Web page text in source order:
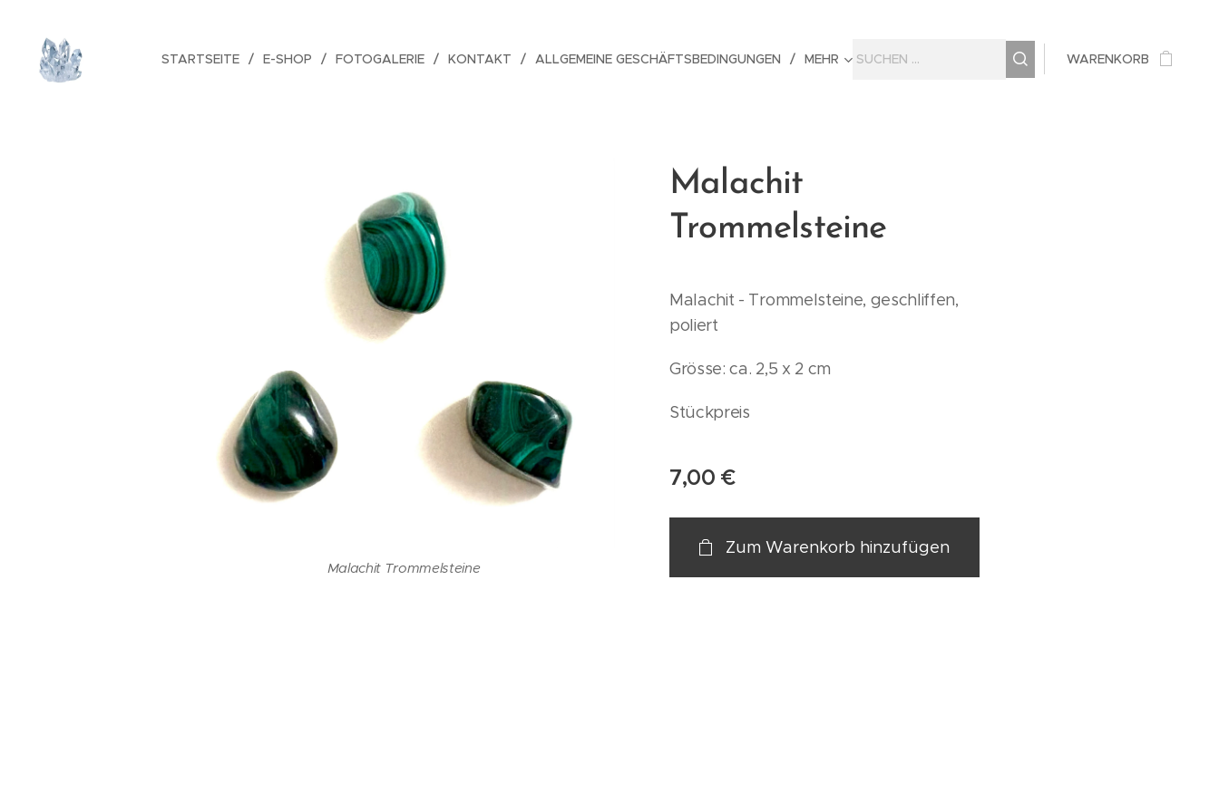
STARTSEITE E-SHOP FOTOGALERIE KONTAKT ALLGEMEINE GESCHÄFTSBEDINGUNGEN MEHR WARENKORB
Malachit
Trommelsteine
Malachit Trommelsteine
Malachit - Trommelsteine, geschliffen,
poliert
Grösse: ca. 2,5 x 2 cm
Stückpreis
7,00 €
Zum Warenkorb hinzufügen